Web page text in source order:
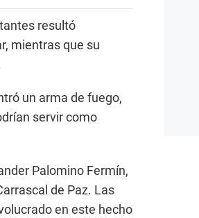
resultó
mientras que su
un arma de fuego,
servir como
Palomino Fermín,
de Paz. Las
en este hecho